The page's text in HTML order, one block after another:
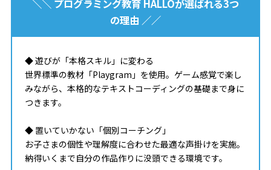
＼＼ プログラミング教育 HALLOが選ばれる3つ
の理由 ／／
◆ 遊びが「本格スキル」に変わる
世界標準の教材「Playgram」を使用。ゲーム感覚で楽し
みながら、本格的なテキストコーディングの基礎まで身に
つきます。
◆ 置いていかない「個別コーチング」
お子さまの個性や理解度に合わせた最適な声掛けを実施。
納得いくまで自分の作品作りに没頭できる環境です。